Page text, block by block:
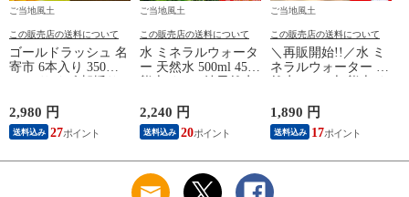
ご当地風土
この販売店の送料について
ゴールドラッシュ 名
寄市 6本入り 350～
もろこし スイートコ
ーン 極甘 お取り寄
せグルメ 北海道産
2,980 円
送料込み 27
ご当地風土
この販売店の送料について
水 ミネラルウォータ
ー 天然水 500ml 45本
防災《7-14営業日以
内に発送予定(土日祝
除く)》---
2,240 円
送料込み 20
ご当地風土
この販売店の送料について
＼再販開始!!／水 ミ
ネラルウォーター 天
含有 飲料水 一箱 ラ
ベルレス くまモン
防災 天然水《8月中
1,890 円
送料込み 17